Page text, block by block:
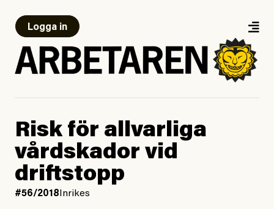
Logga in
Risk för allvarliga
vårdskador vid
driftstopp
#56/2018Inrikes